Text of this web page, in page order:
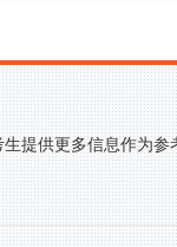
提供更多信息作为